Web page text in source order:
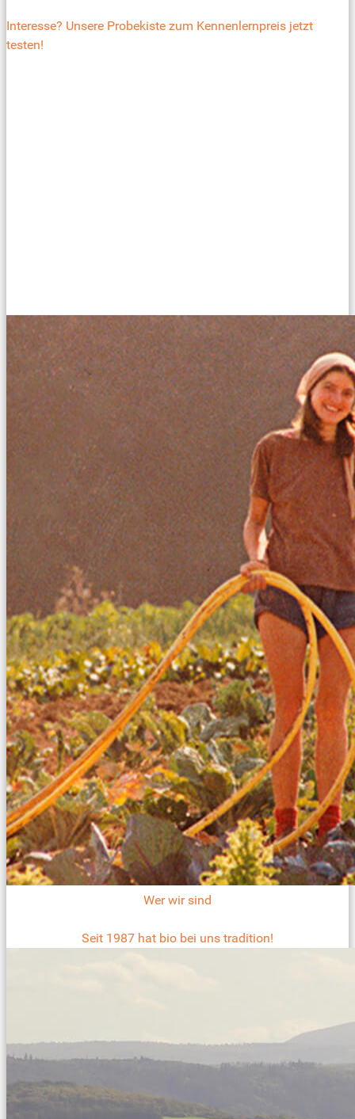
Interesse? Unsere Probekiste zum Kennenlernpreis jetzt
testen!
Wer wir sind
Seit 1987 hat bio bei uns tradition!